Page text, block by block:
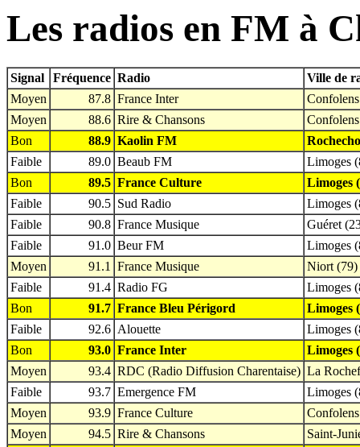
Les radios en FM à
Signal Fréquence Radio
Ville de
Moyen
87.8 France Inter
Moyen
88.6 Rire & Chansons
Bon
88.9 Kaolin FM
Faible
89.0 Beaub FM
Limoges
Bon
89.5 France Culture
Limoges
Faible
90.5 Sud Radio
Limoges
Faible
90.8 France Musique
Guéret
Faible
91.0 Beur FM
Limoges
Moyen
91.1 France Musique
Niort (79)
Faible
91.4 Radio FG
Limoges
Bon
91.7 France Bleu Périgord
Limoges
Faible
92.6 Alouette
Limoges
Bon
93.0 France Inter
Limoges
Moyen
93.4 RDC (Radio Diffusion Charentaise) La
Faible
93.7 Emergence FM
Limoges
Moyen
93.9 France Culture
Moyen
94.5 Rire & Chansons
Saint-